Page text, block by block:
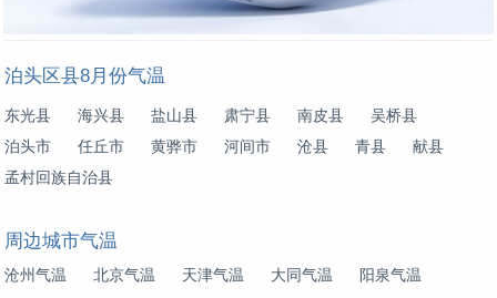
泊头区县8月份气温
东光县 海兴县 盐山县 肃宁县 南皮县
吴桥县
泊头市
任丘市 黄骅市 河间市 沧县 青县
献县
孟村回族自治县
周边城市气温
沧州气温 北京气温 天津气温 大同气温
阳泉气温